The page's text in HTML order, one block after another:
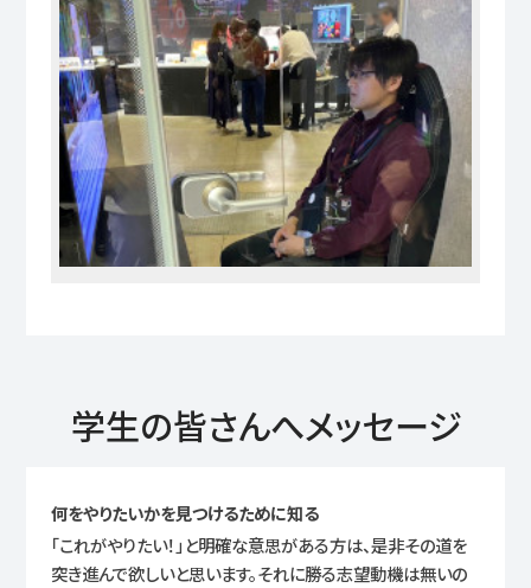
学生の皆さんへメッセージ
何をやりたいかを見つけるために知る
「これがやりたい！」と明確な意思がある方は、是非その道を
突き進んで欲しいと思います。それに勝る志望動機は無いの